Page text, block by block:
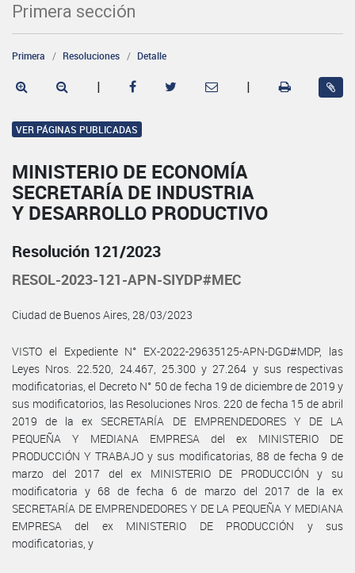
Primera sección
Primera Resoluciones Detalle
| |
VER PÁGINAS PUBLICADAS
MINISTERIO DE ECONOMÍA
SECRETARÍA DE INDUSTRIA
Y DESARROLLO PRODUCTIVO
Resolución 121/2023
RESOL-2023-121-APN-SIYDP#MEC
Ciudad de Buenos Aires, 28/03/2023
VISTO el Expediente N° EX-2022-29635125-APN-DGD#MDP, las
Leyes Nros. 22.520, 24.467, 25.300 y 27.264 y sus respectivas
modificatorias, el Decreto N° 50 de fecha 19 de diciembre de 2019 y
sus modificatorios, las Resoluciones Nros. 220 de fecha 15 de abril
2019 de la ex SECRETARÍA DE EMPRENDEDORES Y DE LA
PEQUEÑA Y MEDIANA EMPRESA del ex MINISTERIO DE
PRODUCCIÓN Y TRABAJO y sus modificatorias, 88 de fecha 9 de
marzo del 2017 del ex MINISTERIO DE PRODUCCIÓN y su
modificatoria y 68 de fecha 6 de marzo del 2017 de la ex
SECRETARÍA DE EMPRENDEDORES Y DE LA PEQUEÑA Y MEDIANA
EMPRESA del ex MINISTERIO DE PRODUCCIÓN y sus
modificatorias, y